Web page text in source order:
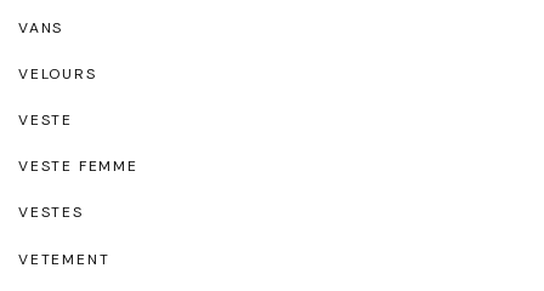
VANS
VELOURS
VESTE
VESTE FEMME
VESTES
VETEMENT